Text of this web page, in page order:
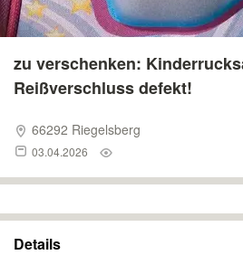
zu verschenken:
Reißverschluss defekt!
66292 Riegelsberg
03.04.2026
Details